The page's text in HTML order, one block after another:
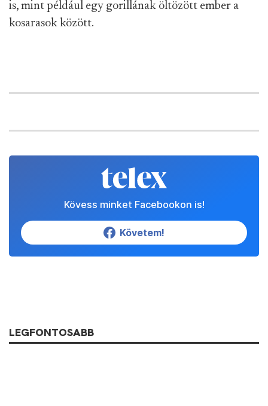
is, mint például egy gorillának öltözött ember a
kosarasok között.
Kövess minket Facebookon is!
Követem!
LEGFONTOSABB